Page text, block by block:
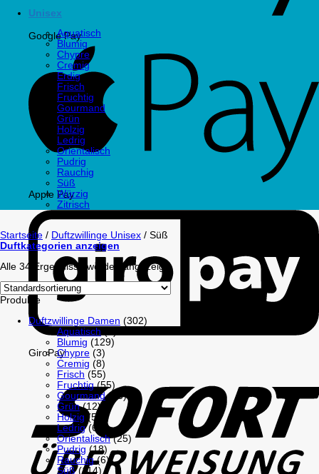
Google Pay
Apple Pay
GiroPay
Unisex
Aquatisch
Blumig
Chypre
Cremig
Erdig
Frisch
Fruchtig
Gourmand
Grün
Holzig
Ledrig
Orientalisch
Pudrig
Rauchig
Süß
Würzig
Zitrisch
Startseite / Duftzwillinge Unisex / Süß
Duftkategorien anzeigen
Alle 34 Ergebnisse werden angezeigt
Produkte
Duftzwillinge Damen (302)
Aquatisch
Blumig (129)
Chypre (3)
Cremig (8)
Frisch (55)
Fruchtig (55)
Gourmand (26)
Grün (12)
Holzig (51)
Ledrig (6)
Orientalisch (25)
Pudrig (18)
Rauchig (6)
Süß (114)